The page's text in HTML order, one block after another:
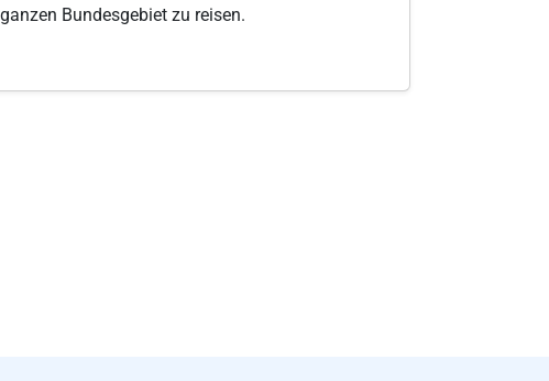
Bundesgebiet zu reisen.